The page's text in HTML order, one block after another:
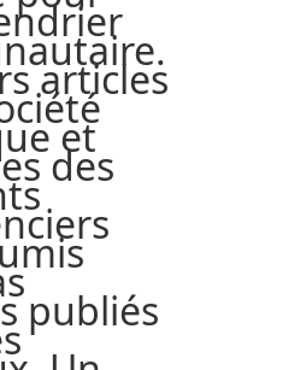
articles
et
des
publiés